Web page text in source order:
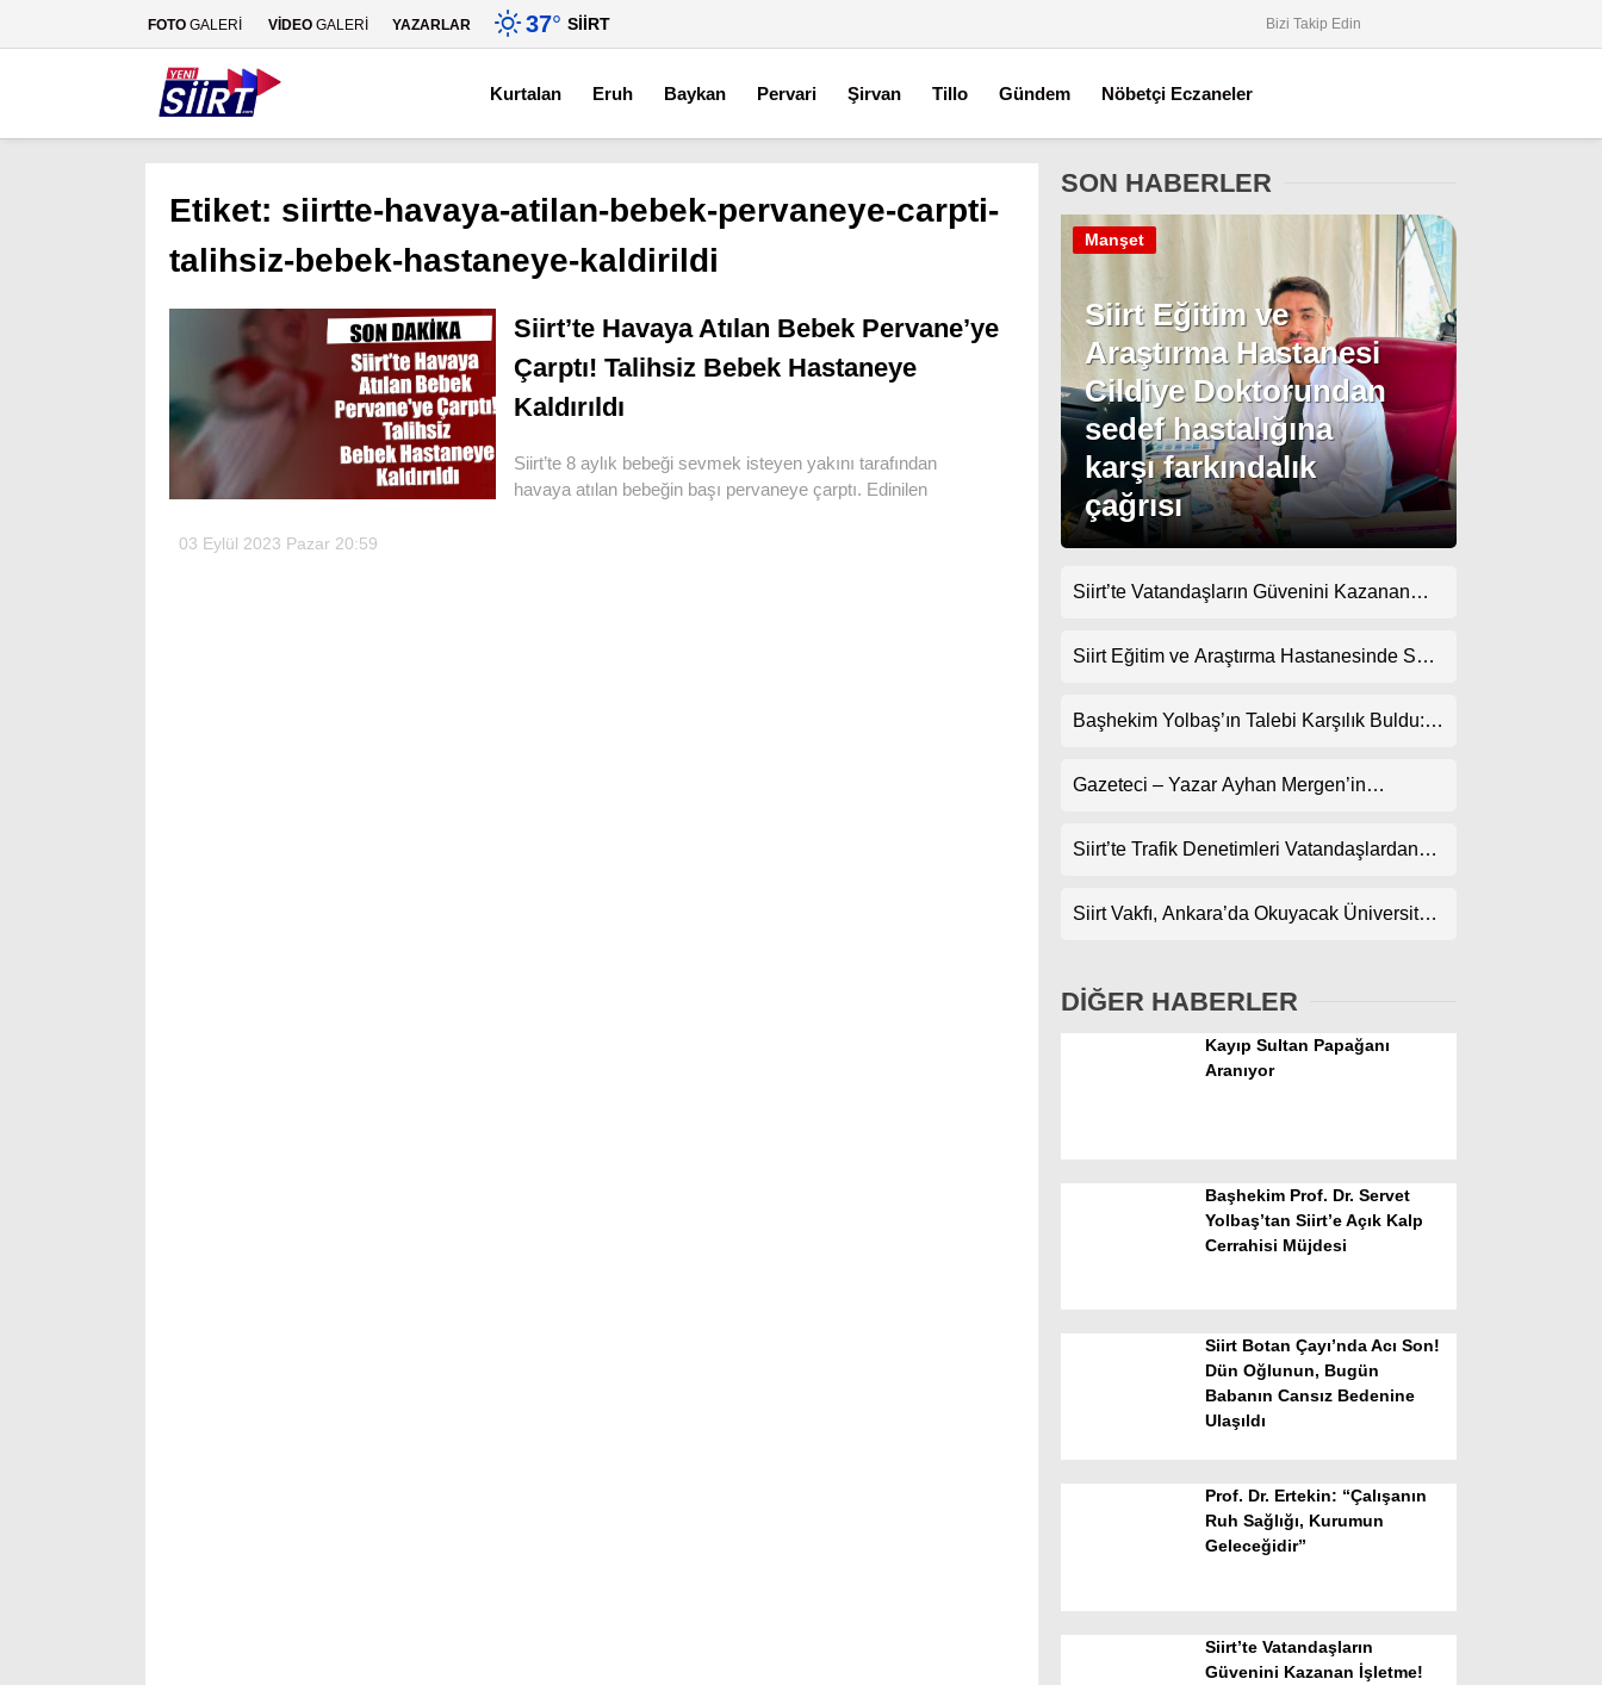
Gündem
Dünya
Spor
Facebook
FOTO GALERİ VİDEO GALERİ YAZARLAR 37° SIIRT Bizi Takip Edin
Kurtalan Eruh Baykan Pervari Şirvan Tillo Gündem Nöbetçi Eczaneler
Etiket: siirtte-havaya-atilan-bebek-pervaneye-carpti-
talihsiz-bebek-hastaneye-kaldirildi
Siirt’te Havaya Atılan Bebek Pervane’ye
Çarptı! Talihsiz Bebek Hastaneye
Kaldırıldı
Siirt’te 8 aylık bebeği sevmek isteyen yakını tarafından
havaya atılan bebeğin başı pervaneye çarptı. Edinilen
03 Eylül 2023 Pazar 20:59
SON HABERLER
Siirt Eğitim ve
Araştırma Hastanesi
Cildiye Doktorundan
sedef hastalığına
karşı farkındalık
çağrısı
Manşet
Siirt’te Vatandaşların Güvenini Kazanan
Topluyor
Siirt Eğitim ve Araştırma Hastanesinde Son
Randevularda Bekleme Süresi Kısaldı
Başhekim Yolbaş’ın Talebi Karşılık Buldu:
Gazeteci – Yazar Ayhan Mergen’in
Kuralları”
Siirt’te Trafik Denetimleri Vatandaşlardan
Siirt Vakfı, Ankara’da Okuyacak Üniversite
DİĞER HABERLER
Kayıp Sultan Papağanı
Aranıyor
Başhekim Prof. Dr. Servet
Yolbaş’tan Siirt’e Açık Kalp
Cerrahisi Müjdesi
Siirt Botan Çayı’nda Acı Son!
Dün Oğlunun, Bugün
Babanın Cansız Bedenine
Ulaşıldı
Prof. Dr. Ertekin: “Çalışanın
Ruh Sağlığı, Kurumun
Geleceğidir”
Siirt’te Vatandaşların
Güvenini Kazanan İşletme!